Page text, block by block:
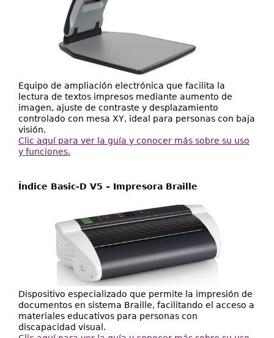
Equipo de ampliación electrónica que facilita la
lectura de textos impresos mediante aumento de
imagen, ajuste de contraste y desplazamiento
controlado con mesa XY, ideal para personas con baja
visión.
Clic aquí para ver la guía y conocer más sobre su uso
y funciones.
Índice Basic-D V5 – Impresora Braille
Dispositivo especializado que permite la impresión de
documentos en sistema Braille, facilitando el acceso a
materiales educativos para personas con
discapacidad visual.